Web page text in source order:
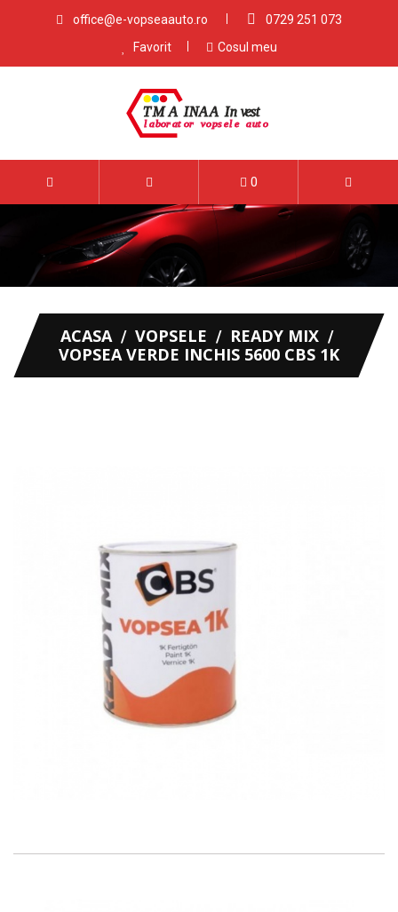
office@e-vopseaauto.ro
0729 251 073
Favorit
Cosul meu
0
ACASA VOPSELE
READY MIX
VOPSEA VERDE INCHIS 5600 CBS 1K